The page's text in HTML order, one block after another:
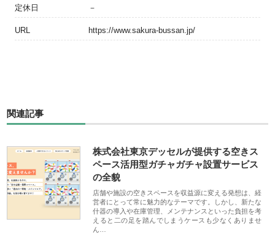
定休日 －
URL https://www.sakura-bussan.jp/
関連記事
株式会社東京デッセルが提供する空きス
ペース活用型ガチャガチャ設置サービス
の全貌
店舗や施設の空きスペースを収益源に変える発想は、経
営者にとって常に魅力的なテーマです。しかし、新たな
什器の導入や在庫管理、メンテナンスといった負担を考
えると二の足を踏んでしまうケースも少なくありませ
ん…